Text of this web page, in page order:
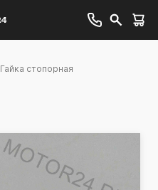
Гайка стопорная